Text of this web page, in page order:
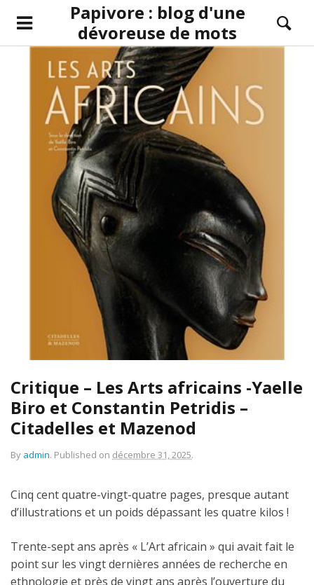
Papivore : blog d'une
dévoreuse de mots
Critique – Les Arts africains -Yaelle
Biro et Constantin Petridis –
Citadelles et Mazenod
By admin. Published on décembre 31, 2025.
Cinq cent quatre-vingt-quatre pages, presque autant
d’illustrations et un poids dépassant les quatre kilos !
Trente-sept ans après « L’Art africain » qui avait fait le
point sur les vingt dernières années de recherche en
ethnologie et près de vingt ans après l’ouverture du